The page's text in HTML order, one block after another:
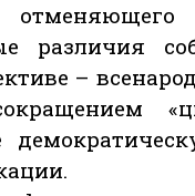
различия
–